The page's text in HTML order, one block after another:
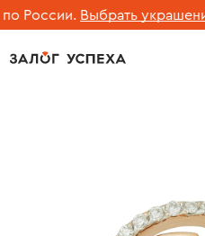
России. Выбрать украшение